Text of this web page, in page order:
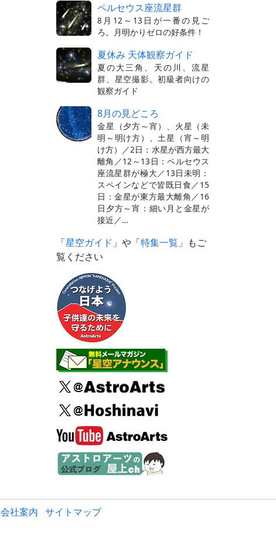
ペルセウス座流星群
8月12～13日が一番の見ご
ろ。月明かりゼロの好条件！
夏休み 天体観察ガイド
夏の大三角、天の川、流星
群、星空撮影。初級者向けの
観察ガイド
8月の見どころ
金星（夕方～宵）、火星（未
明～明け方）、土星（宵～明
け方）／2日：水星が西方最大
離角／12～13日：ペルセウス
座流星群が極大／13日未明：
スペインなどで皆既日食／15
日：金星が東方最大離角／16
日夕方～宵：細い月と金星が
接近／…
「星空ガイド 」や「特集一覧 」もご
覧ください
会社案内 サイトマップ